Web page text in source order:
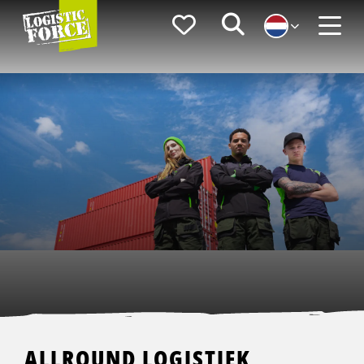
Logistic
Force
FavorietenZoeken